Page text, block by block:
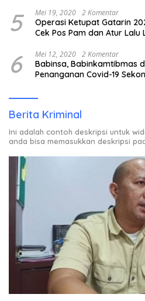
5 Mei 19, 2020 2 Komentar
Operasi Ketupat Gatarin
Cek Pos Pam dan Atur Lalu
6 Mei 12, 2020 2 Komentar
Babinsa, Babinkamtibmas
Penanganan Covid-19
Berita Kriminal
Ini adalah contoh deskripsi untuk
anda bisa memasukkan deskripsi